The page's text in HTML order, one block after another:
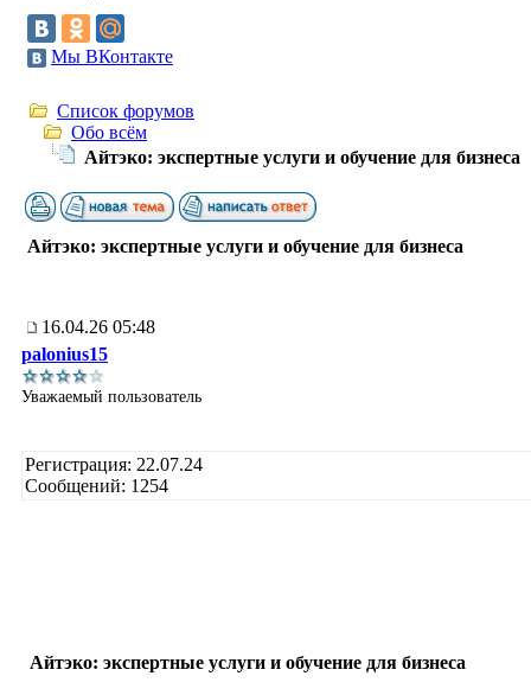
Мы ВКонтакте
Список форумов
Обо всём
Айтэко: экспертные услуги и обучение для бизнеса
Айтэко: экспертные услуги и обучение для бизнеса
16.04.26 05:48
palonius15
Уважаемый пользователь
Регистрация: 22.07.24
Сообщений: 1254
Айтэко: экспертные услуги и обучение для бизнеса